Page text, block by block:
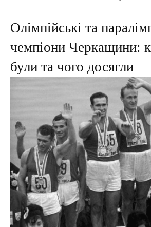
Олімпійські та
чемпіони Черкащини:
були та чого досягли